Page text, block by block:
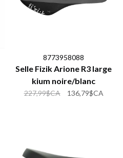
8773958088
Selle Fizik Arione R3 large
kium noire/blanc
227,99$CA 136,79$CA